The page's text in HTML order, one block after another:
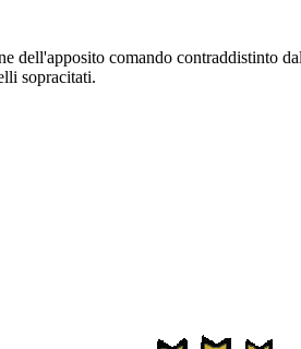
dell'apposito comando contraddistinto
sopracitati.